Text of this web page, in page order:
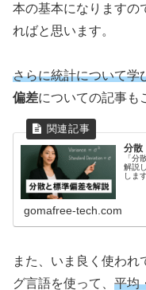
本の基本になりますの
ればと思います。
さらに統計について学
偏差についての記事も
分散
「分
解説
しま
gomafree-tech.com
また、いま良く使われ
グ言語を使って、 平均